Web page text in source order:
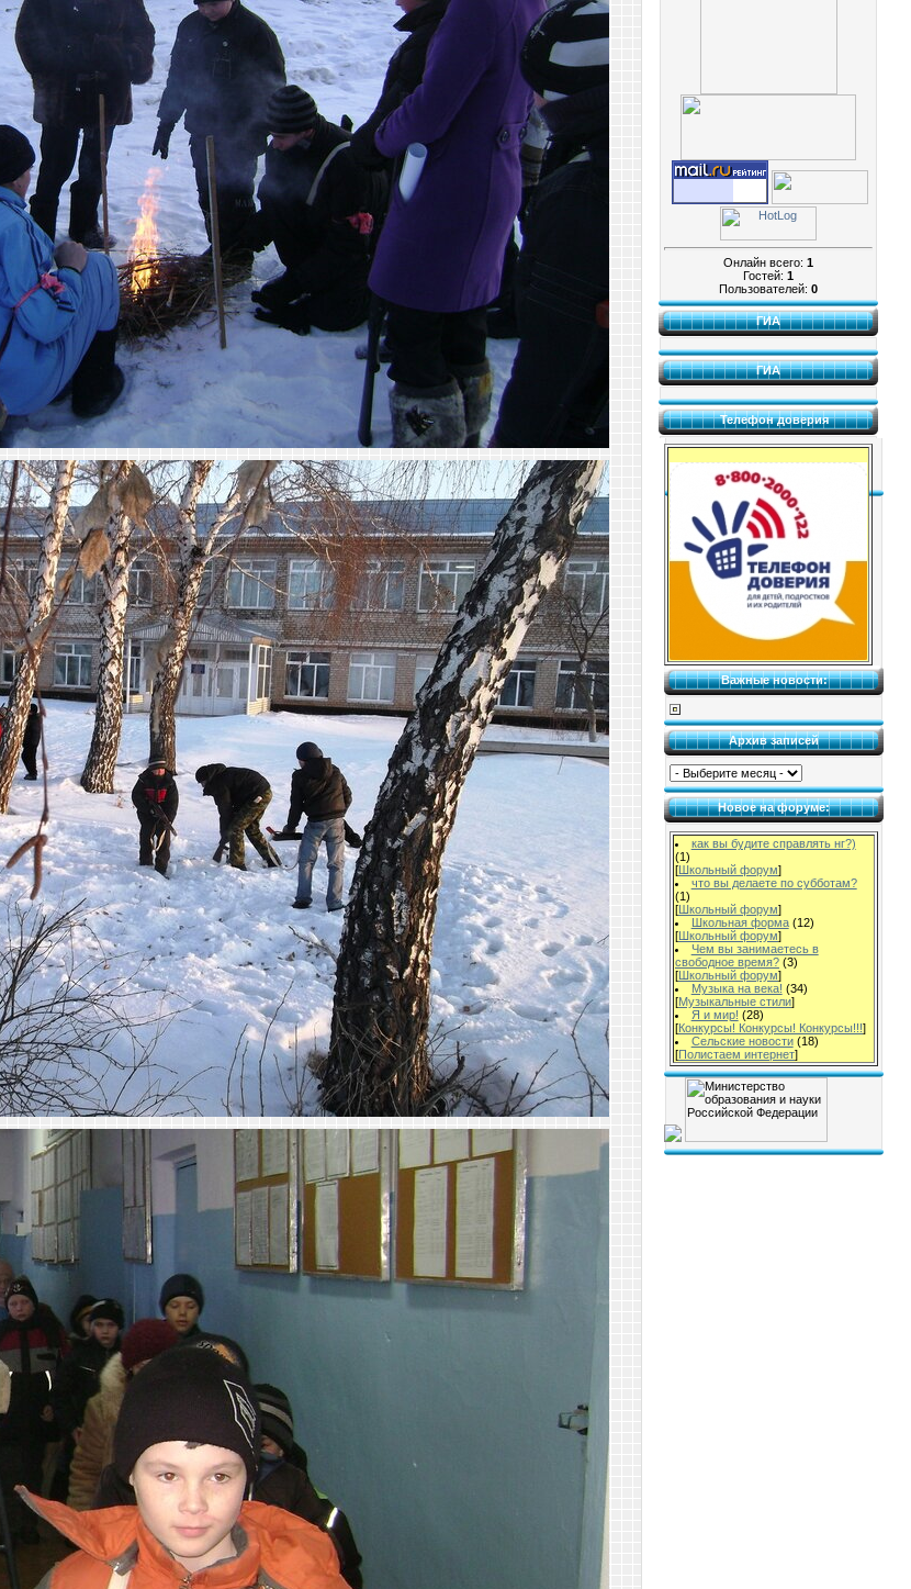
Онлайн всего: 1
Гостей: 1
Пользователей: 0
ГИА
ГИА
Телефон доверия
Важные новости:
Архив записей
Новое на форуме:
как вы будите справлять нг?)
(1)
[Школьный форум]
что вы делаете по субботам?
(1)
[Школьный форум]
Школьная форма (12)
[Школьный форум]
Чем вы занимаетесь в
свободное время? (3)
[Школьный форум]
Музыка на века! (34)
[Музыкальные стили]
Я и мир! (28)
[Конкурсы! Конкурсы! Конкурсы!!!]
Сельские новости (18)
[Полистаем интернет]